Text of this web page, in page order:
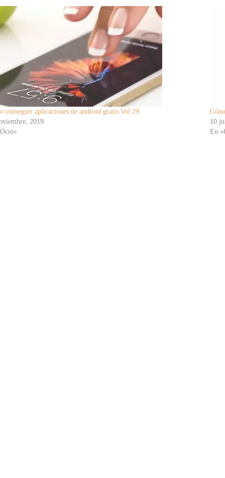
conseguir aplicaciones de android gratis Vol 29
2019
10
En